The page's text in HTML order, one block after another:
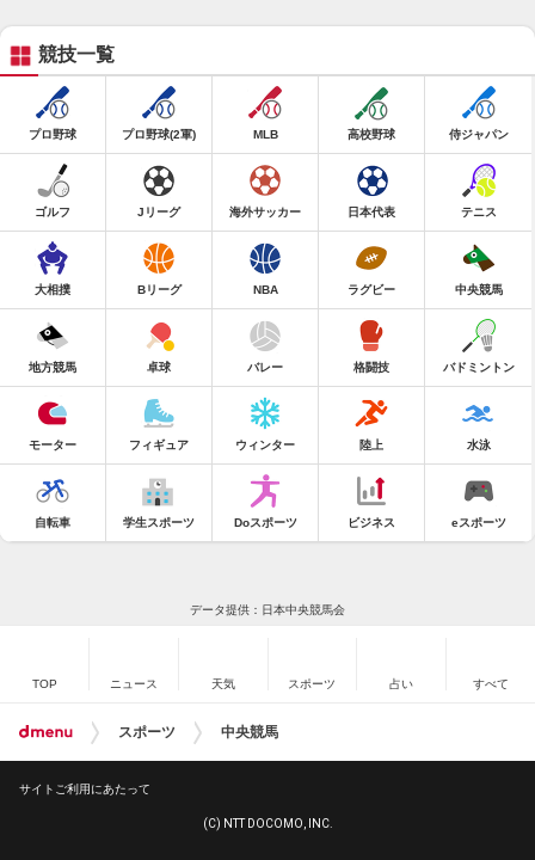
競技一覧
プロ野球 プロ野球(2軍) MLB 高校野球 侍ジャパン
ゴルフ Jリーグ 海外サッカー 日本代表 テニス
大相撲 Bリーグ NBA ラグビー 中央競馬
地方競馬 卓球 バレー 格闘技 バドミントン
モーター フィギュア ウィンター 陸上 水泳
自転車 学生スポーツ Doスポーツ ビジネス eスポーツ
データ提供：日本中央競馬会
TOP ニュース 天気 スポーツ 占い すべて
スポーツ 中央競馬
サイトご利用にあたって
(C) NTT DOCOMO, INC.